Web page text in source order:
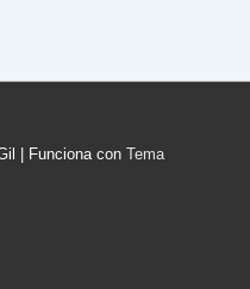
| Funciona con Tema